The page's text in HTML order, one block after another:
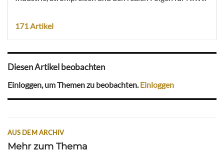
171 Artikel
Diesen Artikel beobachten
Einloggen, um Themen zu beobachten.Einloggen
AUS DEM ARCHIV
Mehr zum Thema